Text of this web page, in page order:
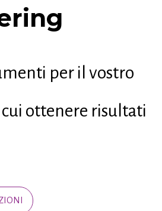
per il vostro
cui ottenere risultati